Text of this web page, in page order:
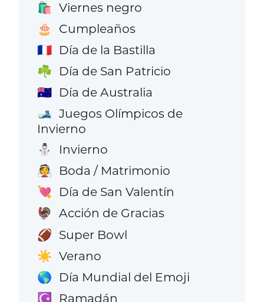
🛍️ Viernes negro
🎂 Cumpleaños
🇫🇷 Día de la Bastilla
☘️ Día de San Patricio
🇦🇺 Día de Australia
🎿 Juegos Olímpicos de
Invierno
⛄ Invierno
👰 Boda / Matrimonio
💘 Día de San Valentín
🦃 Acción de Gracias
🏈 Super Bowl
☀️ Verano
🌎 Día Mundial del Emoji
☪️ Ramadán